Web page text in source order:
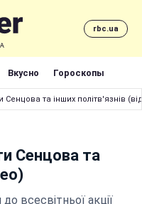
rbc.ua
Вкусно Гороскопы
та інших політв'язнів
Сенцова та
всесвітньої акції